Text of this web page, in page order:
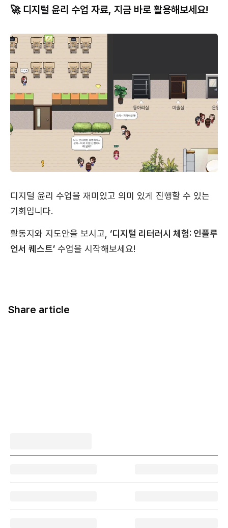
🚀 디지털 윤리 수업 자료, 지금 바로 활용해보세요!
디지털 윤리 수업을 재미있고 의미 있게 진행할 수 있는
기회입니다.
활동지와 지도안을 보시고, ‘디지털 리터러시 체험: 인플루
언서 퀘스트’ 수업을 시작해보세요!
Share article